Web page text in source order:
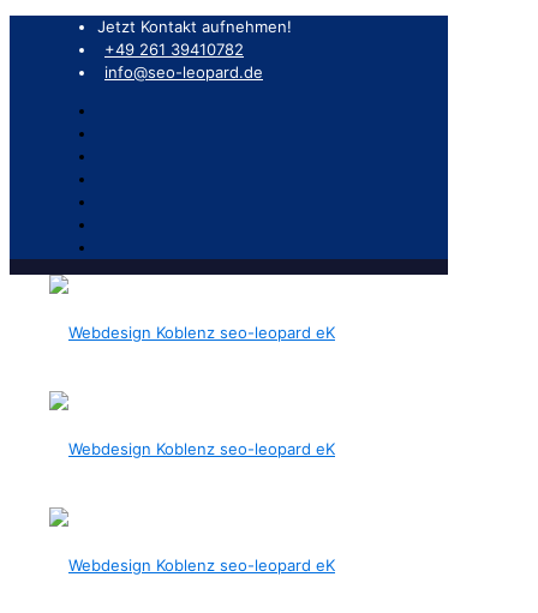
Jetzt Kontakt aufnehmen!
+49 261 39410782
info@seo-leopard.de